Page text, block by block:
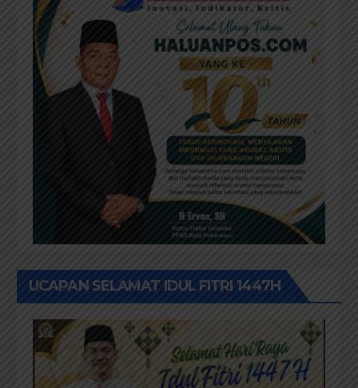
UCAPAN SELAMAT IDUL FITRI 1447H